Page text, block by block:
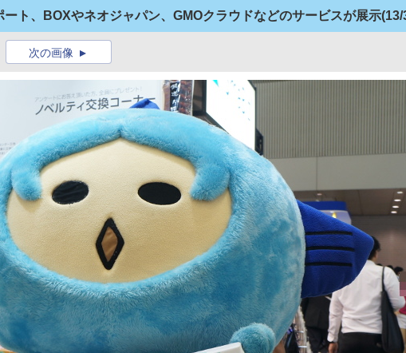
ート、BOXやネオジャパン、GMOクラウドなどのサービスが展示(13/
次の画像